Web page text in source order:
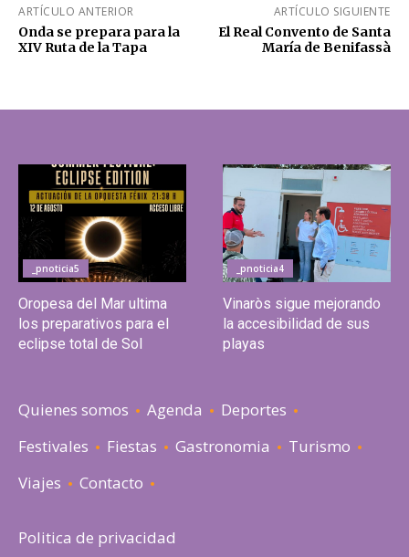
ARTÍCULO ANTERIOR
Onda se prepara para la
XIV Ruta de la Tapa
ARTÍCULO SIGUIENTE
El Real Convento de Santa
María de Benifassà
_pnoticia5
Oropesa del Mar ultima
los preparativos para el
eclipse total de Sol
_pnoticia4
Vinaròs sigue mejorando
la accesibilidad de sus
playas
Quienes somos Agenda
Deportes
Festivales
Fiestas Gastronomia
Turismo
Viajes
Contacto
Politica de privacidad